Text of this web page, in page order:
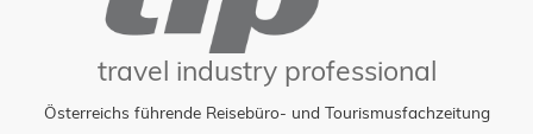
travel industry professional
Österreichs führende Reisebüro- und Tourismusfachzeitung